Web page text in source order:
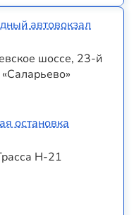
автовокзал
шоссе, 23-й
остановка
Н-21